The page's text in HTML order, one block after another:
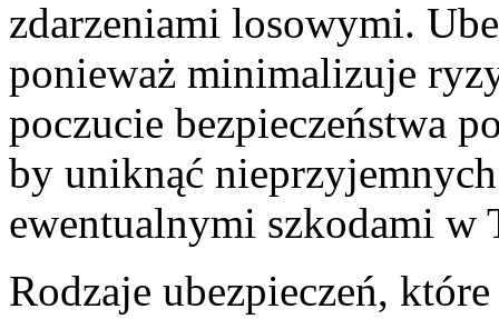
zdarzeniami losowymi.
ponieważ minimalizuje
poczucie bezpieczeństwa
by uniknąć
ewentualnymi szkodami w
Rodzaje ubezpieczeń,